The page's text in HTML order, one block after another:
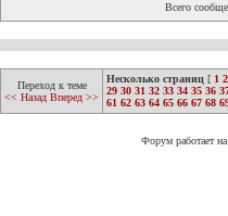
Всего
Переход к теме
<< Назад Вперед >>
Несколько страниц [ 1 2
29 30 31 32 33 34 35 36
61 62 63 64 65 66 67 68
Форум работает